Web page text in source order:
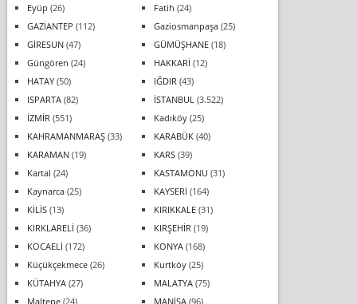
Eyüp (26) Fatih (24)
GAZİANTEP (112) Gaziosmanpaşa(25)
GİRESUN(47) GÜMÜŞHANE(18)
Güngören (24) HAKKARİ (12)
HATAY(50) IĞDIR (43)
ISPARTA(82) İSTANBUL (3.522)
İZMİR (551) Kadıköy(25)
KAHRAMANMARAŞ(33) KARABÜK(40)
KARAMAN(19) KARS(39)
Kartal (24) KASTAMONU (31)
Kaynarca(25) KAYSERİ (164)
KİLİS(13) KIRIKKALE(31)
KIRKLARELİ (36) KIRŞEHİR (19)
KOCAELİ (172) KONYA(168)
Küçükçekmece(26) Kurtköy(25)
KÜTAHYA(27) MALATYA(75)
Maltepe(24) MANİSA(96)